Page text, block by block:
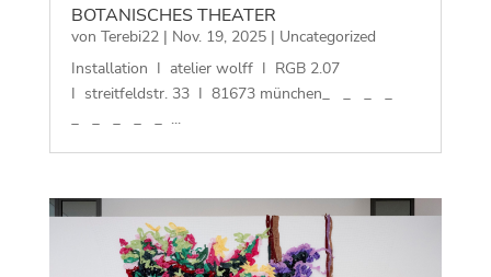
BOTANISCHES THEATER
von Terebi22| Nov. 19, 2025| Uncategorized
Installation I atelier wolff I RGB 2.07
I streitfeldstr. 33 I 81673 münchen_ _ _ _
_ _ _ _ _ ...